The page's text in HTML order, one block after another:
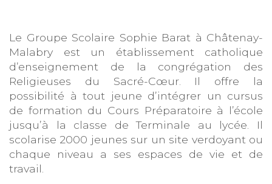
Le Groupe Scolaire Sophie Barat à Châtenay-
Malabry est un établissement catholique
d’enseignement de la congrégation des
Religieuses du Sacré-Cœur. Il offre la
possibilité à tout jeune d’intégrer un cursus
de formation du Cours Préparatoire à l’école
jusqu’à la classe de Terminale au lycée. Il
scolarise 2000 jeunes sur un site verdoyant ou
chaque niveau a ses espaces de vie et de
travail.